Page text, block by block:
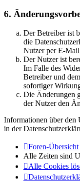
6.
Der Betreiber ist
die
Nutzer per E-
Der Nutzer ist
Im Falle des
Betreiber und
sofortiger
Die Änderungen
der Nutzer den
Informationen über den
in der
Foren-Übersicht
Alle Zeiten sind
Alle Cookies